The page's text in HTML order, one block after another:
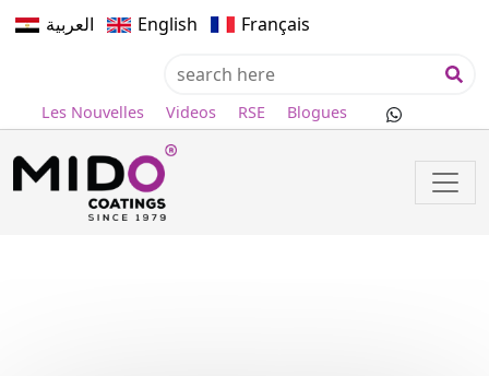
العربية English Français
Les Nouvelles Videos RSE Blogues